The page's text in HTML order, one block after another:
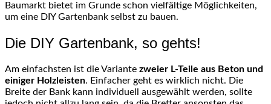
Baumarkt bietet im Grunde schon vielfältige Möglichkeiten,
um eine DIYGartenbank selbst zu bauen.
Die DIY Gartenbank, so gehts!
Am einfachsten ist die Variante zweier L-Teile aus Beton und
einiger Holzleisten. Einfacher geht es wirklich nicht. Die
Breite der Bank kann individuell ausgewählt werden, sollte